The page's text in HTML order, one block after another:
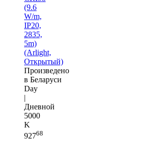
(9.6
W/m,
IP20,
2835,
5m)
(Arlight,
Открытый)
Произведено
в Беларуси
Day
|
Дневной
5000
K
92768